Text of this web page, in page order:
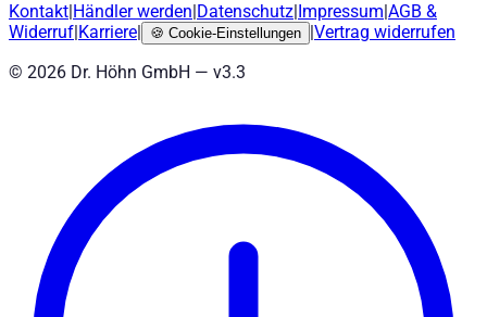
Kontakt Händler werden Datenschutz Impressum AGB &
Widerruf Karriere 🍪 Cookie-Einstellungen
Vertrag widerrufen
© 2026 Dr. Höhn GmbH — v3.3